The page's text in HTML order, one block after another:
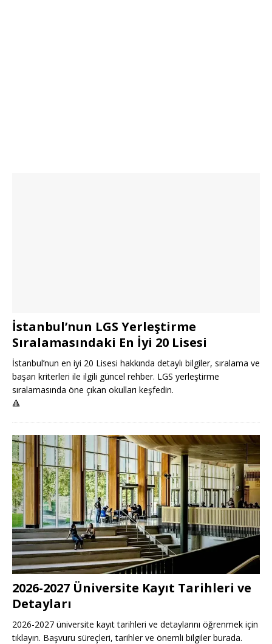
İstanbul’nun LGS Yerleştirme
Sıralamasındaki En İyi 20 Lisesi
İstanbul’nun en iyi 20 Lisesi hakkında detaylı bilgiler, sıralama ve
başarı kriterleri ile ilgili güncel rehber. LGS yerleştirme
sıralamasında öne çıkan okulları keşfedin.
🔺
2026-2027 Üniversite Kayıt Tarihleri ve
Detayları
2026-2027 üniversite kayıt tarihleri ve detaylarını öğrenmek için
tıklayın. Başvuru süreçleri, tarihler ve önemli bilgiler burada.